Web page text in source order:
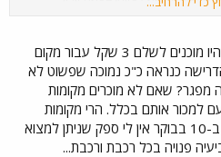
(כמידת המושבים הפנויים בקרון - בדיוק
לרכבת, שינה דעתו ומוכן בכל להיפרד
כך ינוצלו המושבים בקרון
כרטיס שמור ימצא מושב פנוי. הרי הפקחים
כה וכה אינם עוברים בקרונות, זה פשוט
האדם. אני באופן אישי ויתרתי על
בימי ראשון, בעתיד הנראה לעין) חזרתי
לזיהום האויר ולעומס בכבישים, הכל
כנראה שגם מעט האנשים שהיו מוכנים לשלם 3 שקל עבור מקום
מוכנים לשלם 5... הדרישה כנראה כ"כ נמוכה שפשוט לא
מפגר? שאם לא מוכרים מקומות
למכור אותם בכלל. הרי מקומות
שמורים נועדו לשעות העומס ב-10 בבוקר אין לי ספק שניתן למצוא
פנויה בכל רכבת ורכבת...